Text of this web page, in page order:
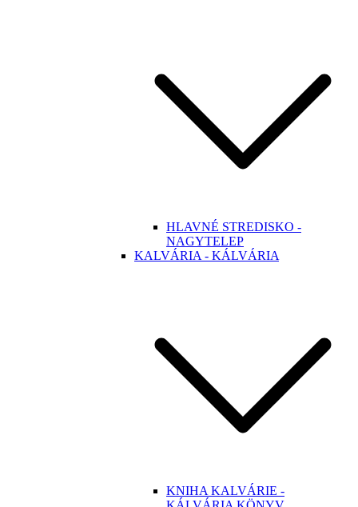
HLAVNÉ STREDISKO -
NAGYTELEP
KALVÁRIA - KÁLVÁRIA
KNIHA KALVÁRIE -